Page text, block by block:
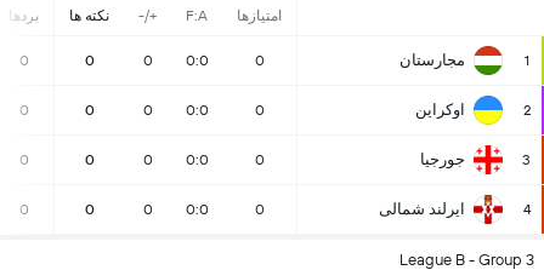
امتیازها F:A
+/- نکته ها بردها
1 مجارستان 0
0:0
0
0
0
2 اوکراین 0
0:0
0
0
0
3 جورجیا 0
0:0
0
0
0
4 ایرلند شمالی 0
0:0
0
0
0
League B - Group 3